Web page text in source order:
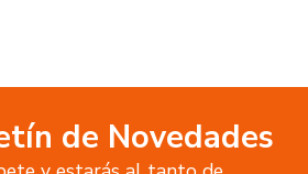
de Novedades